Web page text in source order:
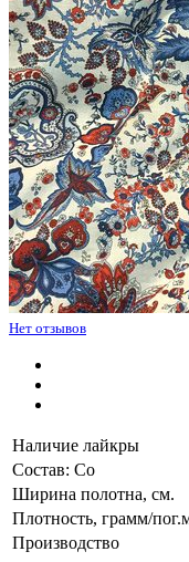
Нет отзывов
Наличие лайкры
Состав: Co
Ширина полотна, см.
Плотность, грамм/
Производство